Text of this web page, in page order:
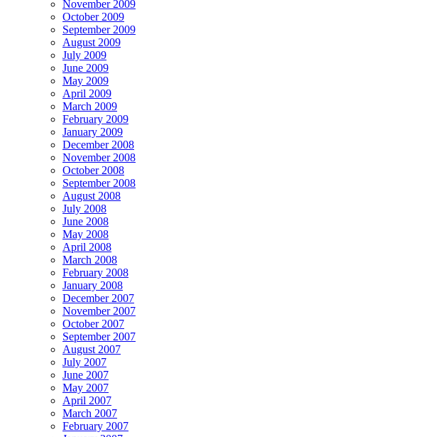
November 2009
October 2009
September 2009
August 2009
July 2009
June 2009
May 2009
April 2009
March 2009
February 2009
January 2009
December 2008
November 2008
October 2008
September 2008
August 2008
July 2008
June 2008
May 2008
April 2008
March 2008
February 2008
January 2008
December 2007
November 2007
October 2007
September 2007
August 2007
July 2007
June 2007
May 2007
April 2007
March 2007
February 2007